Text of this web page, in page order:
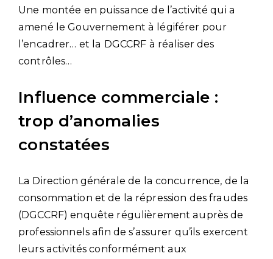
Une montée en puissance de l’activité qui a
amené le Gouvernement à légiférer pour
l’encadrer… et la DGCCRF à réaliser des
contrôles…
Influence commerciale :
trop d’anomalies
constatées
La Direction générale de la concurrence, de la
consommation et de la répression des fraudes
(DGCCRF) enquête régulièrement auprès de
professionnels afin de s’assurer qu’ils exercent
leurs activités conformément aux